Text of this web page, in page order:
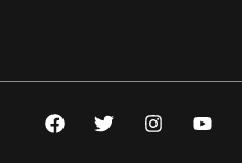
F
a
T
w
I
n
o